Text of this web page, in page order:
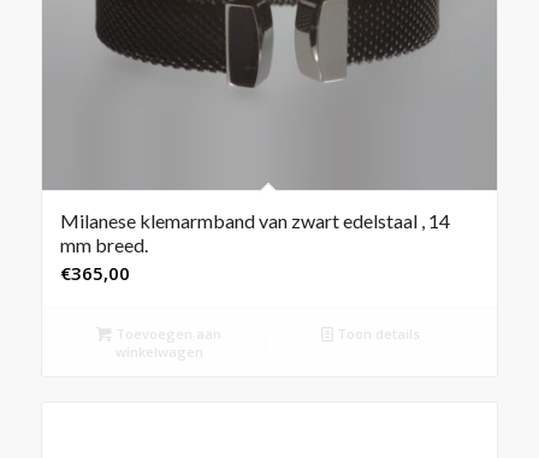
Milanese klemarmband van zwart edelstaal , 14
mm breed.
€365,00
Toevoegen aan
winkelwagen
Toon details